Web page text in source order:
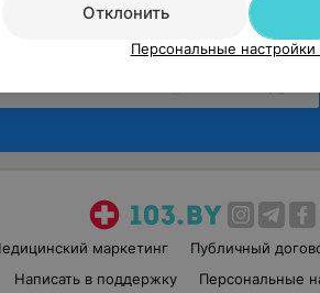
маркетинг Публичный
Написать в поддержку Персональные
Отклонить
Персональные настройки